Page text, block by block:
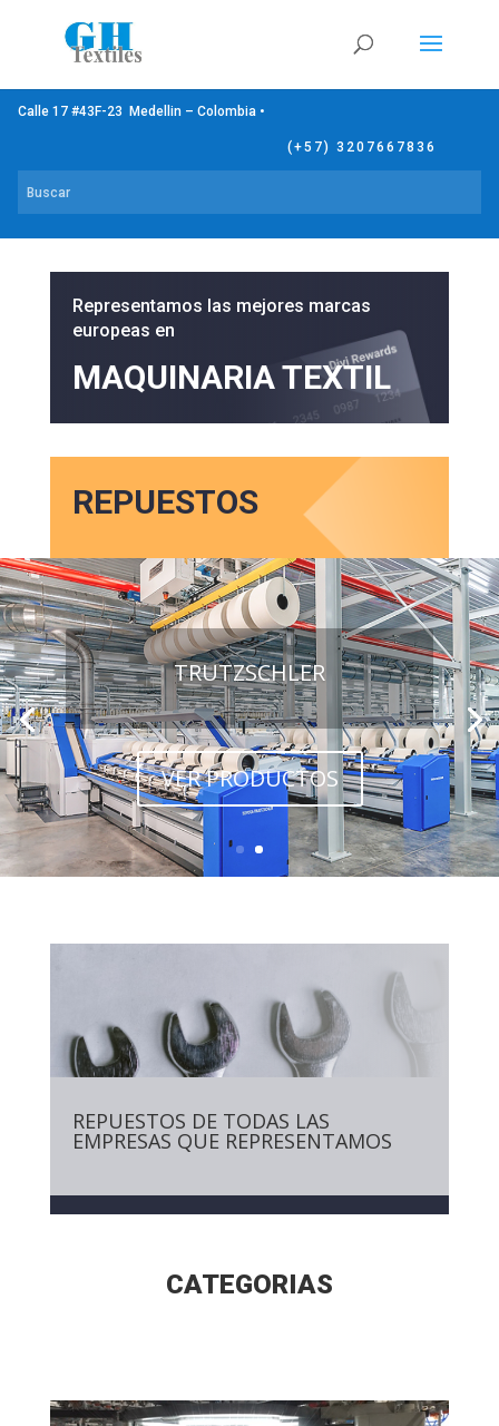
Calle 17 #43F-23 Medellin – Colombia •
(+57) 3207667836
Representamos las mejores marcas
europeas en
MAQUINARIA TEXTIL
REPUESTOS
TRUTZSCHLER
VER PRODUCTOS
REPUESTOS DE TODAS LAS
EMPRESAS QUE REPRESENTAMOS
CATEGORIAS